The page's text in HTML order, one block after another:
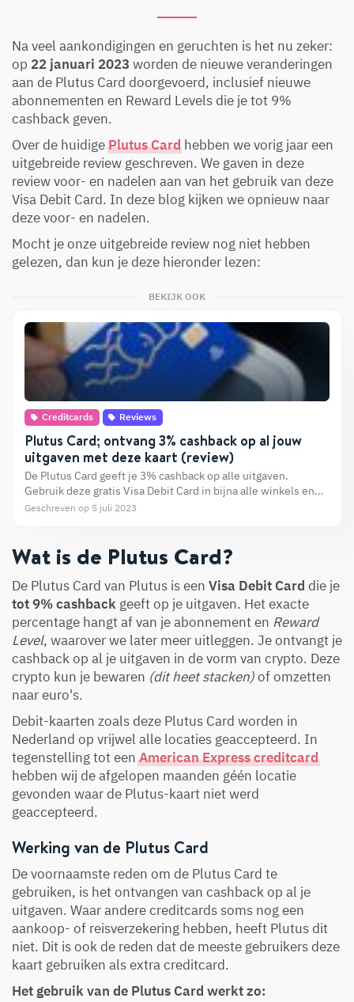
Na veel aankondigingen en geruchten is het nu zeker:
op 22 januari 2023 worden de nieuwe veranderingen
aan de Plutus Card doorgevoerd, inclusief nieuwe
abonnementen en Reward Levels die je tot 9%
cashback geven.
Over de huidigePlutus Cardhebben we vorig jaar een
uitgebreide review geschreven. We gaven in deze
review voor- en nadelen aan van het gebruik van deze
Visa Debit Card. In deze blog kijken we opnieuw naar
deze voor- en nadelen.
Mocht je onze uitgebreide review nog niet hebben
gelezen, dan kun je deze hieronder lezen:
BEKIJK OOK
Creditcards Reviews
Plutus Card; ontvang 3% cashback op al jouw
uitgaven met deze kaart (review)
De Plutus Card geeft je 3% cashback op alle uitgaven.
Gebruik deze gratis Visa Debit Card in bijna alle winkels en
webshops, en ontvang je cashback. Hoe dit werkt, lees je in
Geschreven op 5 juli 2023
Wat is de Plutus Card?
De Plutus Card van Plutus is een Visa Debit Card die je
tot 9% cashback geeft op je uitgaven. Het exacte
percentage hangt af van je abonnement en Reward
Level, waarover we later meer uitleggen. Je ontvangt je
cashback op al je uitgaven in de vorm van crypto. Deze
crypto kun je bewaren (dit heet stacken)of omzetten
naar euro's.
Debit-kaarten zoals deze Plutus Card worden in
Nederland op vrijwel alle locaties geaccepteerd. In
tegenstelling tot eenAmerican Express creditcard
hebben wij de afgelopen maanden géén locatie
gevonden waar de Plutus-kaart niet werd
geaccepteerd.
Werking van de Plutus Card
De voornaamste reden om de Plutus Card te
gebruiken, is het ontvangen van cashback op al je
uitgaven. Waar andere creditcards soms nog een
aankoop- of reisverzekering hebben, heeft Plutus dit
niet. Dit is ook de reden dat de meeste gebruikers deze
kaart gebruiken als extra creditcard.
Het gebruik van de Plutus Card werkt zo: